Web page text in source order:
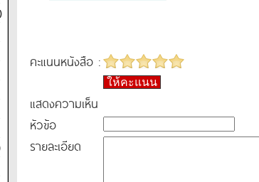
คะแนนหนังสือ :
ให้คะแนน
แสดงความเห็น
หัวข้อ
รายละเอียด